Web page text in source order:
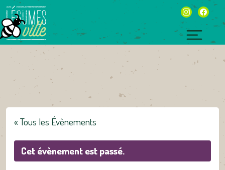
Skip
to
content
instagram
« Tous les Évènements
Cet évènement est passé.